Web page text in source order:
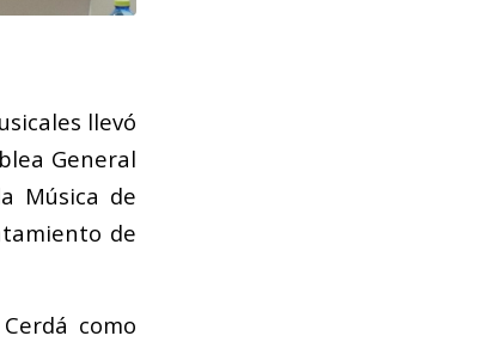
llevó
General
Música de
de
como